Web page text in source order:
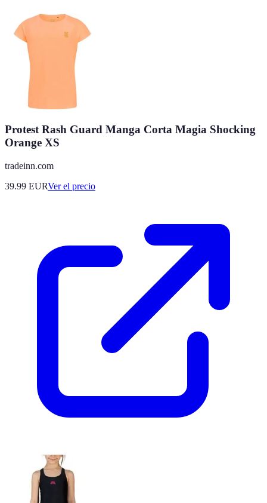
Protest Rash Guard Manga Corta Magia Shocking
Orange XS
tradeinn.com
39.99 EURVer el precio